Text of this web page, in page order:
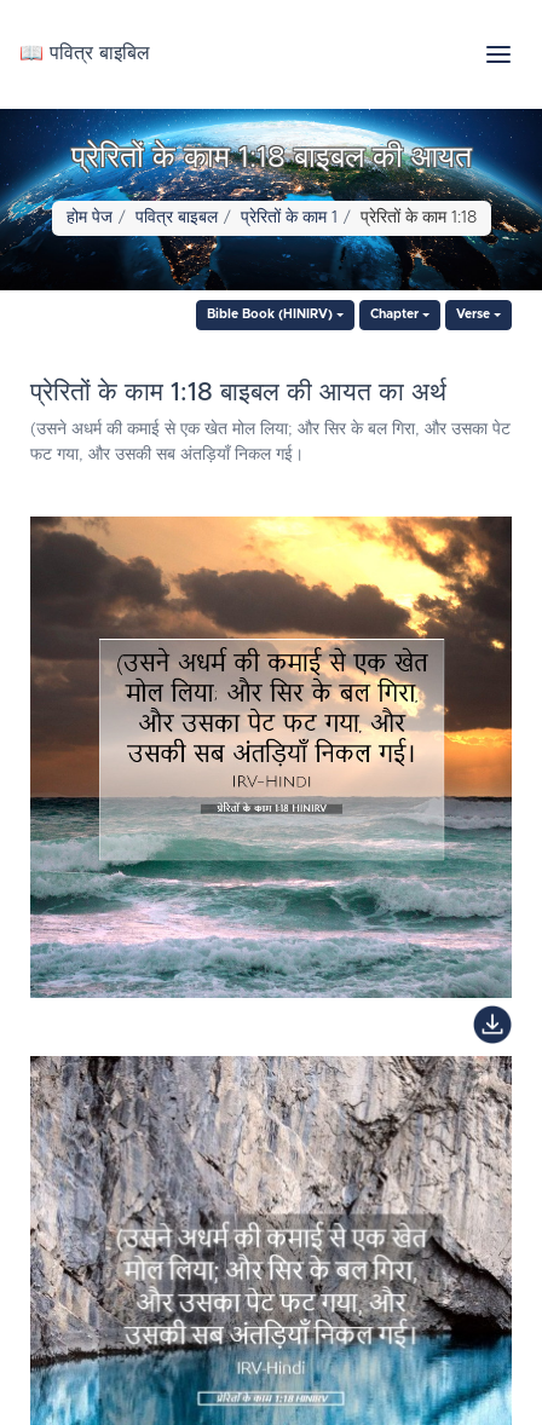
📖 पवित्र बाइबिल
प्रेरितों के काम 1:18 बाइबल की आयत
होम पेज पवित्र बाइबल प्रेरितों के काम 1 प्रेरितों के काम 1:18
Bible Book (HINIRV) Chapter Verse
प्रेरितों के काम 1:18 बाइबल की आयत का अर्थ
(उसने अधर्म की कमाई से एक खेत मोल लिया; और सिर के बल गिरा, और उसका पेट
फट गया, और उसकी सब अंतड़ियाँ निकल गई।